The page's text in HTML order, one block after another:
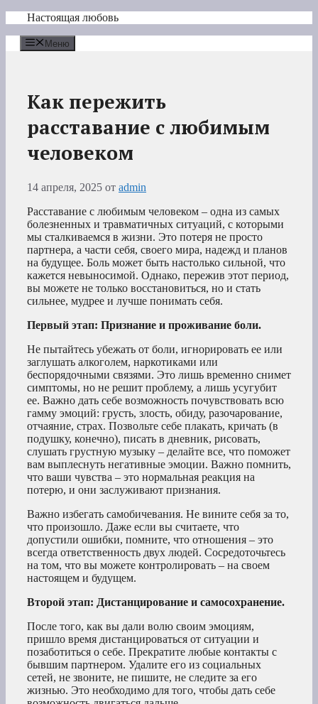
Перейти
содержимому
Настоящая любовь
Меню
Как пережить
расставание с любимым
человеком
14 апреля, 2025 от admin
Расставание с любимым человеком – одна из самых
болезненных и травматичных ситуаций, с которыми
мы сталкиваемся в жизни. Это потеря не просто
партнера, а части себя, своего мира, надежд и планов
на будущее. Боль может быть настолько сильной, что
кажется невыносимой. Однако, пережив этот период,
вы можете не только восстановиться, но и стать
сильнее, мудрее и лучше понимать себя.
Первый этап: Признание и проживание боли.
Не пытайтесь убежать от боли, игнорировать ее или
заглушать алкоголем, наркотиками или
беспорядочными связями. Это лишь временно снимет
симптомы, но не решит проблему, а лишь усугубит
ее. Важно дать себе возможность почувствовать всю
гамму эмоций: грусть, злость, обиду, разочарование,
отчаяние, страх. Позвольте себе плакать, кричать (в
подушку, конечно), писать в дневник, рисовать,
слушать грустную музыку – делайте все, что поможет
вам выплеснуть негативные эмоции. Важно помнить,
что ваши чувства – это нормальная реакция на
потерю, и они заслуживают признания.
Важно избегать самобичевания. Не вините себя за то,
что произошло. Даже если вы считаете, что
допустили ошибки, помните, что отношения – это
всегда ответственность двух людей. Сосредоточьтесь
на том, что вы можете контролировать – на своем
настоящем и будущем.
Второй этап: Дистанцирование и самосохранение.
После того, как вы дали волю своим эмоциям,
пришло время дистанцироваться от ситуации и
позаботиться о себе. Прекратите любые контакты с
бывшим партнером. Удалите его из социальных
сетей, не звоните, не пишите, не следите за его
жизнью. Это необходимо для того, чтобы дать себе